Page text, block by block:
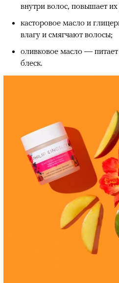
внутри волос, повышает их
касторовое масло и
влагу и смягчают волосы;
оливковое масло —
блеск.